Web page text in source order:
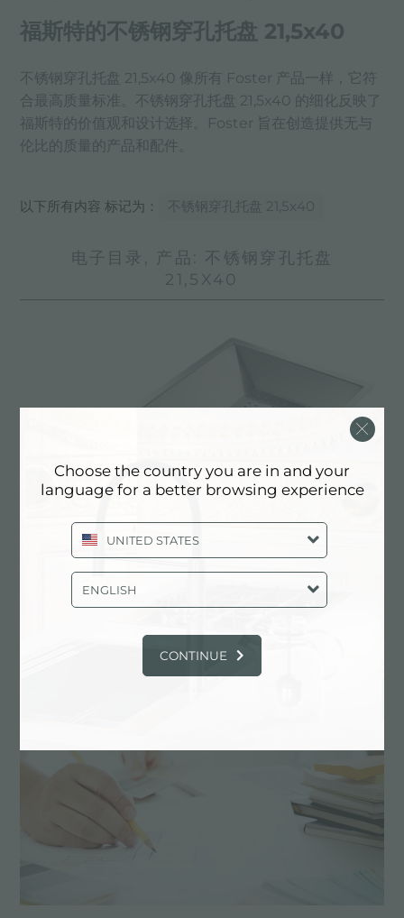
福斯特的不锈钢穿孔托盘 21,5x40
不锈钢穿孔托盘 21,5x40 像所有 Foster 产品一样，它符
合最高质量标准。不锈钢穿孔托盘 21,5x40 的细化反映了
福斯特的价值观和设计选择。Foster 旨在创造提供无与
伦比的质量的产品和配件。
以下所有内容 标记为： 不锈钢穿孔托盘 21,5x40
电子目录, 产品: 不锈钢穿孔托盘
21,5X40
不锈钢穿孔托盘
主要服务中心
Choose the country you are in and your
language for a better browsing experience
UNITED STATES
ENGLISH
CONTINUE